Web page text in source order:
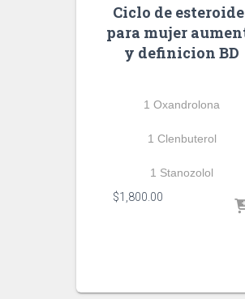
Ciclo de
para mujer
y definicion BD
1 Oxandrolona
1 Clenbuterol
1 Stanozolol
$1,800.00